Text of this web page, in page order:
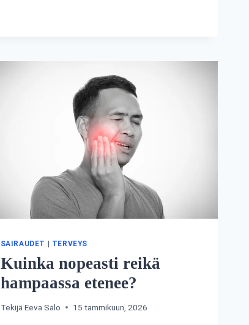
SAIRAUDET TERVEYS
Kuinka nopeasti reikä
hampaassa etenee?
Tekijä Eeva Salo 15 tammikuun, 2026